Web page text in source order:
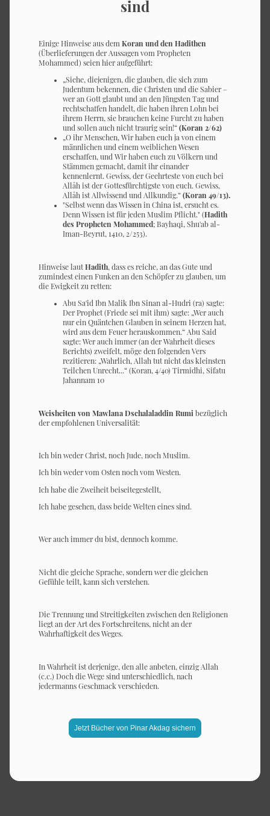
sind
Einige Hinweise aus dem Koran und den Hadithen
(Überlieferungen der Aussagen vom Propheten
Mohammed) seien hier aufgeführt:
„Siehe, diejenigen, die glauben, die sich zum
Judentum bekennen, die Christen und die Sabier –
wer an Gott glaubt und an den Jüngsten Tag und
rechtschaffen handelt, die haben ihren Lohn bei
ihrem Herrn, sie brauchen keine Furcht zu haben
und sollen auch nicht traurig sein!“(Koran 2/62)
„O ihr Menschen, Wir haben euch ja von einem
männlichen und einem weiblichen Wesen
erschaffen, und Wir haben euch zu Völkern und
Stämmen gemacht, damit ihr einander
kennenlernt. Gewiss, der Geehrteste von euch bei
Allâh ist der Gottesfürchtigste von euch. Gewiss,
Allâh ist Allwissend und Allkundig.“(Koran 49/13).
"Selbst wenn das Wissen in China ist, ersucht es.
Denn Wissen ist für jeden Muslim Pflicht." (Hadith
des Propheten Mohammed; Bayhaqi, Shu'ab al-
Iman-Beyrut, 1410, 2/253).
Hinweise lautHadith, dass es reiche, an das Gute und
zumindest einen Funken an den Schöpfer zu glauben, um
die Ewigkeit zu retten:
Abu Sa'id Ibn Malik Ibn Sinan al-Hudri (ra) sagte:
Der Prophet (Friede sei mit ihm) sagte: „Wer auch
nur ein Quäntchen Glauben in seinem Herzen hat,
wird aus dem Feuer herauskommen.“ Abu Said
sagte: Wer auch immer (an der Wahrheit dieses
Berichts) zweifelt, möge den folgenden Vers
rezitieren: „Wahrlich, Allah tut nicht das kleinsten
Teilchen Unrecht...“ (Koran, 4/40) Tirmidhi, Sifatu
Jahannam 10
Weisheiten von Mawlana Dschalaladdin Rumi bezüglich
der empfohlenen Universalität:
Ich bin weder Christ, noch Jude, noch Muslim.
Ich bin weder vom Osten noch vom Westen.
Ich habe die Zweiheit beiseitegestellt,
Ich habe gesehen, dass beide Welten eines sind.
Wer auch immer du bist, dennoch komme.
Nicht die gleiche Sprache, sondern wer die gleichen
Gefühle teilt, kann sich verstehen.
Die Trennung und Streitigkeiten zwischen den Religionen
liegt an der Art des Fortschreitens, nicht an der
Wahrhaftigkeit des Weges.
In Wahrheit ist derjenige, den alle anbeten, einzig Allah
(c.c.) Doch die Wege sind unterschiedlich, nach
jedermanns Geschmack verschieden.
Jetzt Bücher von Pinar Akdag sichern